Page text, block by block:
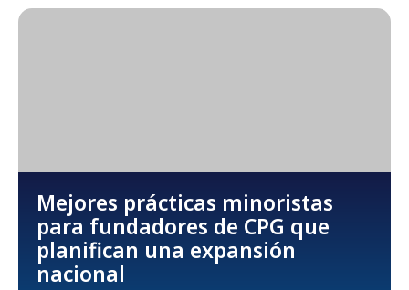
Mejores prácticas minoristas
para fundadores de CPG que
planifican una expansión
nacional